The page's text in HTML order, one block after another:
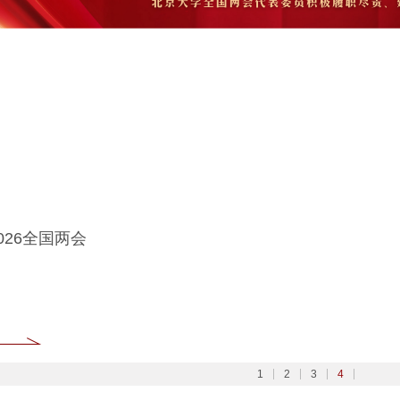
扎实开展树立和践行正确政绩观学习教育
大学管理质效年
深入学习贯彻党的二十届四中全会精神
全国两会
1 2 3 4